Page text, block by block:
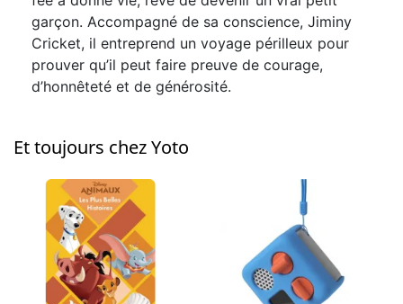
garçon. Accompagné de sa conscience, Jiminy
Cricket, il entreprend un voyage périlleux pour
prouver qu’il peut faire preuve de courage,
d’honnêteté et de générosité.
Et toujours chez Yoto